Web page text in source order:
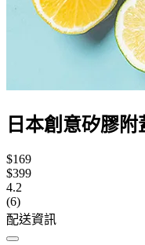
日本創意矽膠
$169
$399
4.2
(6)
配送資訊